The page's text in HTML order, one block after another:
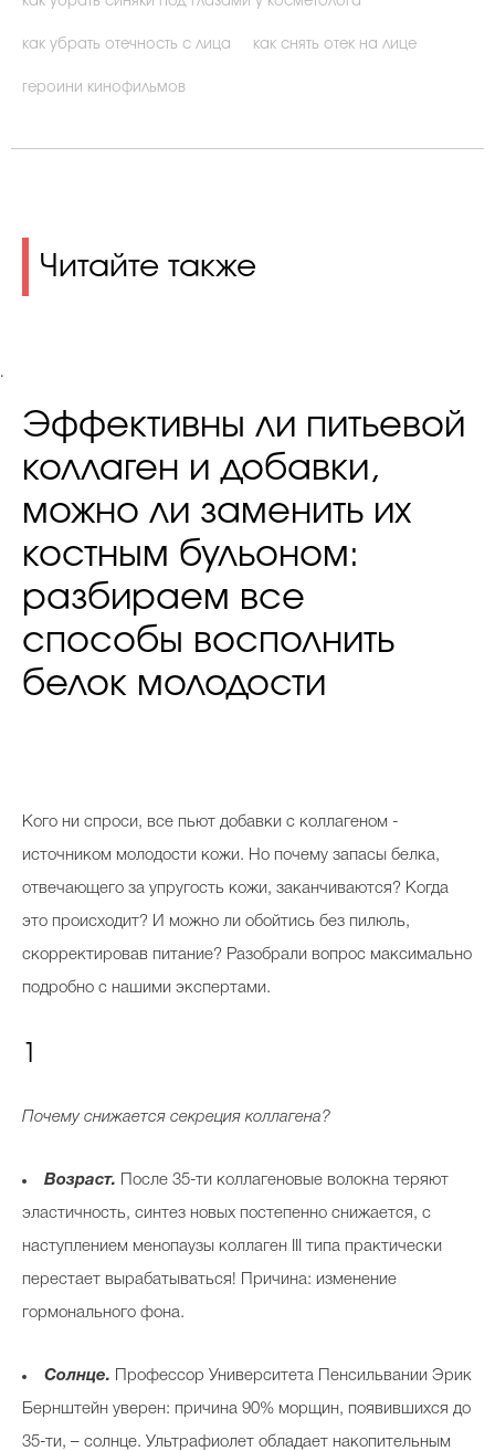
как убрать отечность с лица как снять отек на лице
героини кинофильмов
Читайте также
.
Эффективны ли питьевой
коллаген и добавки,
можно ли заменить их
костным бульоном:
разбираем все
способы восполнить
белок молодости
Кого ни спроси, все пьют добавки с коллагеном -
источником молодости кожи. Но почему запасы белка,
отвечающего за упругость кожи, заканчиваются? Когда
это происходит? И можно ли обойтись без пилюль,
скорректировав питание? Разобрали вопрос максимально
подробно с нашими экспертами.
Почему снижается секреция коллагена?
Возраст. После 35-ти коллагеновые волокна теряют
эластичность, синтез новых постепенно снижается, с
наступлением менопаузы коллаген III типа практически
перестает вырабатываться! Причина: изменение
гормонального фона.
Солнце. Профессор Университета Пенсильвании Эрик
Бернштейн уверен: причина 90% морщин, появившихся до
35-ти, – солнце. Ультрафиолет обладает накопительным